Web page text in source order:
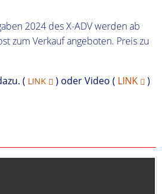
2024 des X-ADV werden ab
zum Verkauf angeboten. Preis zu
( LINK ) oder Video ( LINK )